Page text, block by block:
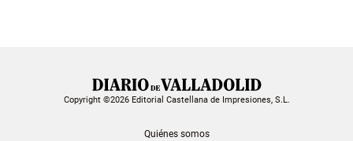
Copyright ©2026 Editorial Castellana de Impresiones, S.L.
Quiénes somos